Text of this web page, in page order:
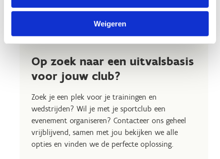
Weigeren
Op zoek naar een uitvalsbasis
voor jouw club?
Zoek je een plek voor je trainingen en
wedstrijden? Wil je met je sportclub een
evenement organiseren? Contacteer ons geheel
vrijblijvend, samen met jou bekijken we alle
opties en vinden we de perfecte oplossing.